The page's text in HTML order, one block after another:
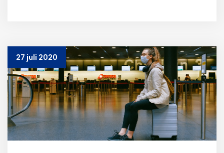
27 juli 2020